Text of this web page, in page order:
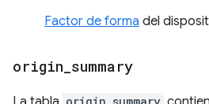
Factor de forma del
origin summary